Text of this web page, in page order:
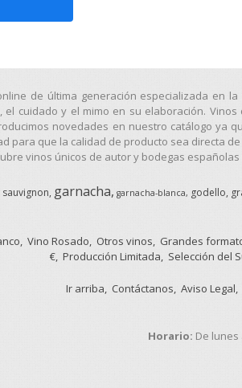
de última generación especializada en
cuidado y el mimo en su elaboración.
novedades en nuestro catálogo ya
para que la calidad de producto sea directa
vinos únicos de autor y bodegas
garnacha garnacha-blanca godello
Vino Rosado Otros vinos Grandes
€ Producción Limitada Selección del
Ir arriba Contáctanos Aviso Legal
Horario: De lunes